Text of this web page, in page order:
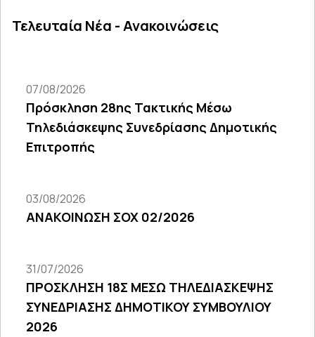
Τελευταία Νέα - Ανακοινώσεις
07/08/2026
Πρόσκληση 28ης Τακτικής Μέσω
Τηλεδιάσκεψης Συνεδρίασης Δημοτικής
Επιτροπής
03/08/2026
ΑΝΑΚΟΙΝΩΣΗ ΣΟΧ 02/2026
31/07/2026
ΠΡΟΣΚΛΗΣΗ 18Σ ΜΕΣΩ ΤΗΛΕΔΙΑΣΚΕΨΗΣ
ΣΥΝΕΔΡΙΑΣΗΣ ΔΗΜΟΤΙΚΟΥ ΣΥΜΒΟΥΛΙΟΥ
2026